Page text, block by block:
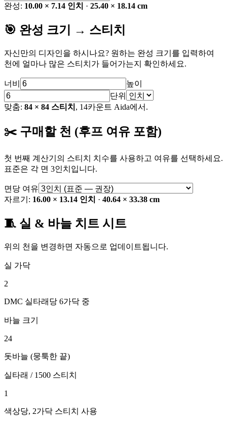
완성: 10.00 × 7.14 인치 · 25.40 × 18.14 cm
🎯 완성 크기 → 스티치
자신만의 디자인을 하시나요? 원하는 완성 크기를 입력하여
천에 얼마나 많은 스티치가 들어가는지 확인하세요.
너비
높이
단위
맞춤: 84 × 84 스티치 , 14카운트 Aida에서.
✂️ 구매할 천 (후프 여유 포함)
첫 번째 계산기의 스티치 치수를 사용하고 여유를 선택하세요.
표준은 각 면 3인치입니다.
면당 여유
자르기: 16.00 × 13.14 인치 · 40.64 × 33.38 cm
🧵 실 & 바늘 치트 시트
위의 천을 변경하면 자동으로 업데이트됩니다.
실 가닥
2
DMC 실타래당 6가닥 중
바늘 크기
24
돗바늘 (뭉툭한 끝)
실타래 / 1500 스티치
1
색상당, 2가닥 스티치 사용